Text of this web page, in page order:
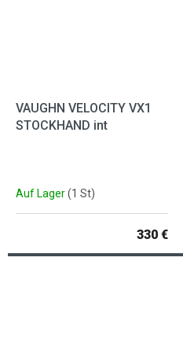
VAUGHN VELOCITY VX1
STOCKHAND int
Auf Lager(1 St)
330 €